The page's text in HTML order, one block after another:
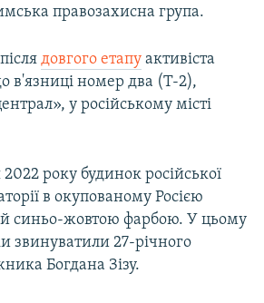
правозахисна група.
довгого етапу активіста
в'язниці номер два (Т-2),
у російському місті
року будинок російської
в окупованому Росією
синьо-жовтою фарбою. У цьому
звинуватили 27-річного
Богдана Зізу.